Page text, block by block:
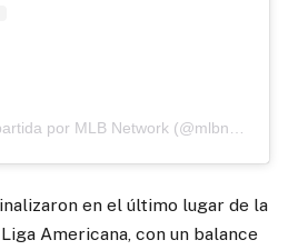
Una publicación compartida por MLB Network (@mlbnetwork)
en el último lugar de la
Americana, con un balance